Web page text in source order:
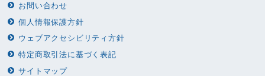
お問い合わせ
個人情報保護方針
ウェブアクセシビリティ方針
特定商取引法に基づく表記
サイトマップ